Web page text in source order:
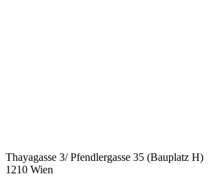
Thayagasse 3/ Pfendlergasse 35 (Bauplatz H)
1210 Wien